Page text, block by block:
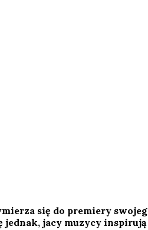
się do premiery
jednak, jacy muzycy